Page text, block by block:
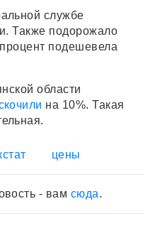
службе
Также подорожало
подешевела
области
на 10%. Такая
цены
- вам сюда.